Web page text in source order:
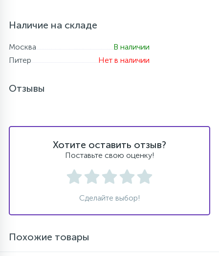
Наличие на складе
Москва
В наличии
Питер
Нет в наличии
Отзывы
Хотите оставить отзыв?
Поставьте свою оценку!
Сделайте выбор!
Похожие товары